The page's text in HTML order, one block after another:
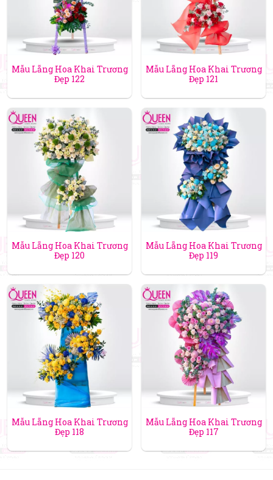
Mẫu Lẵng Hoa Khai Trương
Đẹp 122
Mẫu Lẵng Hoa Khai Trương
Đẹp 121
Mẫu Lẵng Hoa Khai Trương
Đẹp 120
Mẫu Lẵng Hoa Khai Trương
Đẹp 119
Mẫu Lẵng Hoa Khai Trương
Đẹp 118
Mẫu Lẵng Hoa Khai Trương
Đẹp 117